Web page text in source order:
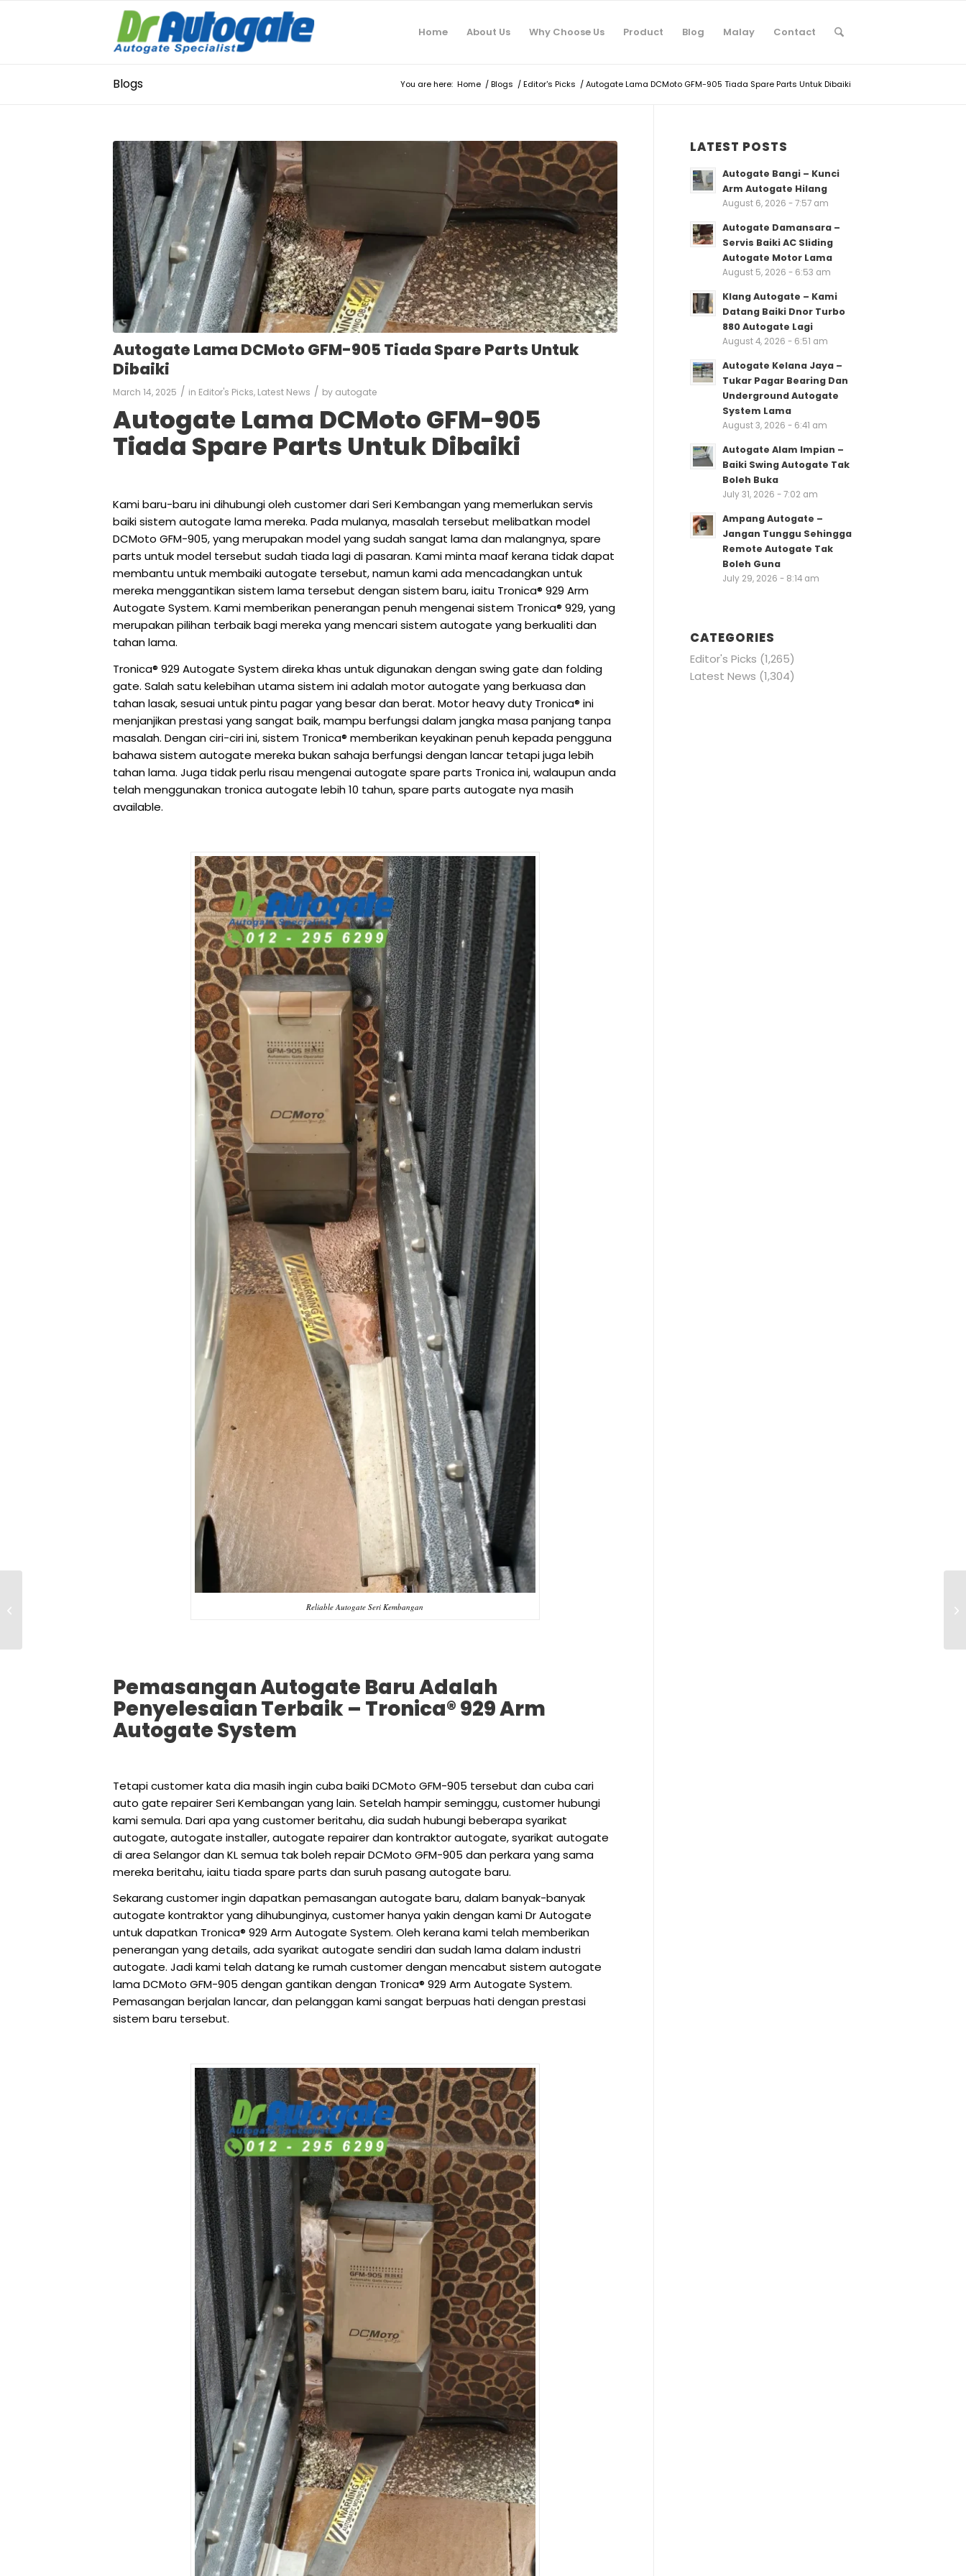
Home About Us Why Choose Us Product Blog Malay Contact
Blogs You are here: Home /Blogs /Editor's Picks /Autogate Lama DCMoto GFM-905 Tiada Spare Parts Untuk Dibaiki
Autogate Lama DCMoto GFM-905 Tiada Spare Parts Untuk
Dibaiki
March 14, 2025 / in Editor's Picks, Latest News / by autogate
Autogate Lama DCMoto GFM-905
Tiada Spare Parts Untuk Dibaiki
Kami baru-baru ini dihubungi oleh customer dari Seri Kembangan yang memerlukan servis
baiki sistem autogate lama mereka. Pada mulanya, masalah tersebut melibatkan model
DCMoto GFM-905, yang merupakan model yang sudah sangat lama dan malangnya, spare
parts untuk model tersebut sudah tiada lagi di pasaran. Kami minta maaf kerana tidak dapat
membantu untuk membaiki autogate tersebut, namun kami ada mencadangkan untuk
mereka menggantikan sistem lama tersebut dengan sistem baru, iaitu Tronica® 929 Arm
Autogate System. Kami memberikan penerangan penuh mengenai sistem Tronica® 929, yang
merupakan pilihan terbaik bagi mereka yang mencari sistem autogate yang berkualiti dan
tahan lama.
Tronica® 929 Autogate System direka khas untuk digunakan dengan swing gate dan folding
gate. Salah satu kelebihan utama sistem ini adalah motor autogate yang berkuasa dan
tahan lasak, sesuai untuk pintu pagar yang besar dan berat. Motor heavy duty Tronica® ini
menjanjikan prestasi yang sangat baik, mampu berfungsi dalam jangka masa panjang tanpa
masalah. Dengan ciri-ciri ini, sistem Tronica® memberikan keyakinan penuh kepada pengguna
bahawa sistem autogate mereka bukan sahaja berfungsi dengan lancar tetapi juga lebih
tahan lama. Juga tidak perlu risau mengenai autogate spare parts Tronica ini, walaupun anda
telah menggunakan tronica autogate lebih 10 tahun, spare parts autogate nya masih
available.
Reliable Autogate Seri Kembangan
Pemasangan Autogate Baru Adalah
Penyelesaian Terbaik – Tronica® 929 Arm
Autogate System
Tetapi customer kata dia masih ingin cuba baiki DCMoto GFM-905 tersebut dan cuba cari
auto gate repairer Seri Kembangan yang lain. Setelah hampir seminggu, customer hubungi
kami semula. Dari apa yang customer beritahu, dia sudah hubungi beberapa syarikat
autogate, autogate installer, autogate repairer dan kontraktor autogate, syarikat autogate
di area Selangor dan KL semua tak boleh repair DCMoto GFM-905 dan perkara yang sama
mereka beritahu, iaitu tiada spare parts dan suruh pasang autogate baru.
Sekarang customer ingin dapatkan pemasangan autogate baru, dalam banyak-banyak
autogate kontraktor yang dihubunginya, customer hanya yakin dengan kami Dr Autogate
untuk dapatkan Tronica® 929 Arm Autogate System. Oleh kerana kami telah memberikan
penerangan yang details, ada syarikat autogate sendiri dan sudah lama dalam industri
autogate. Jadi kami telah datang ke rumah customer dengan mencabut sistem autogate
lama DCMoto GFM-905 dengan gantikan dengan Tronica® 929 Arm Autogate System.
Pemasangan berjalan lancar, dan pelanggan kami sangat berpuas hati dengan prestasi
sistem baru tersebut.
LATEST POSTS
Autogate Bangi – Kunci
Arm Autogate Hilang
August 6, 2026 - 7:57 am
Autogate Damansara –
Servis Baiki AC Sliding
Autogate Motor Lama
August 5, 2026 - 6:53 am
Klang Autogate – Kami
Datang Baiki Dnor Turbo
880 Autogate Lagi
August 4, 2026 - 6:51 am
Autogate Kelana Jaya –
Tukar Pagar Bearing Dan
Underground Autogate
System Lama
August 3, 2026 - 6:41 am
Autogate Alam Impian –
Baiki Swing Autogate Tak
Boleh Buka
July 31, 2026 - 7:02 am
Ampang Autogate –
Jangan Tunggu Sehingga
Remote Autogate Tak
Boleh Guna
July 29, 2026 - 8:14 am
CATEGORIES
Editor's Picks (1,265)
Latest News (1,304)